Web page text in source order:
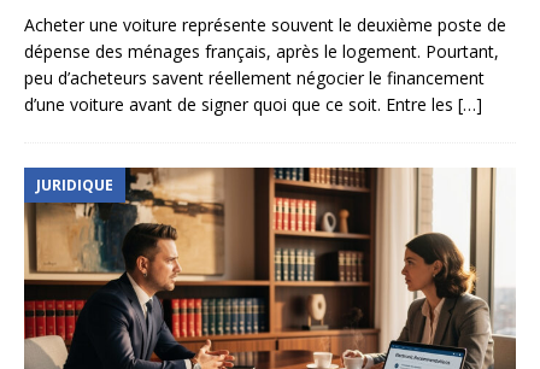
Acheter une voiture représente souvent le deuxième poste de
dépense des ménages français, après le logement. Pourtant,
peu d’acheteurs savent réellement négocier le financement
d’une voiture avant de signer quoi que ce soit. Entre les […]
JURIDIQUE